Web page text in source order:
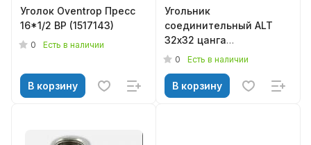
Уголок Oventrop Пресс
16*1/2 ВР (1517143)
0 Есть в наличии
В корзину
Угольник
соединительный ALT
32х32 цанга
(002020403)
0 Есть в наличии
В корзину